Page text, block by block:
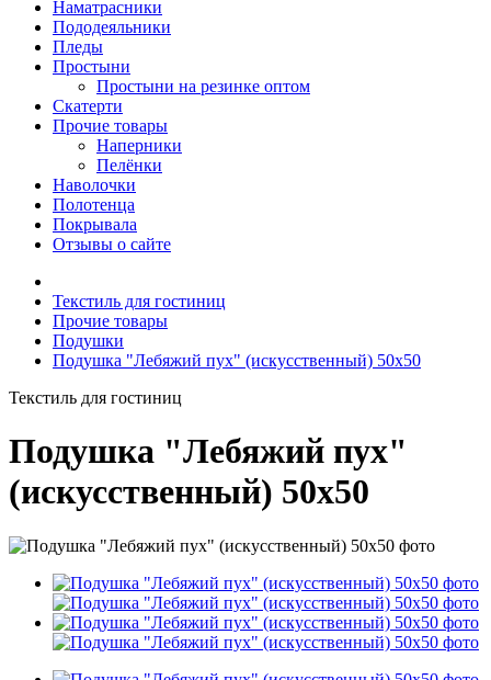
Наматрасники
Пододеяльники
Пледы
Простыни
Простыни на резинке оптом
Скатерти
Прочие товары
Наперники
Пелёнки
Наволочки
Полотенца
Покрывала
Отзывы о сайте
Текстиль для гостиниц
Прочие товары
Подушки
Подушка "Лебяжий пух" (искусственный) 50х50
Текстиль для гостиниц
Подушка "Лебяжий пух"
(искусственный) 50х50